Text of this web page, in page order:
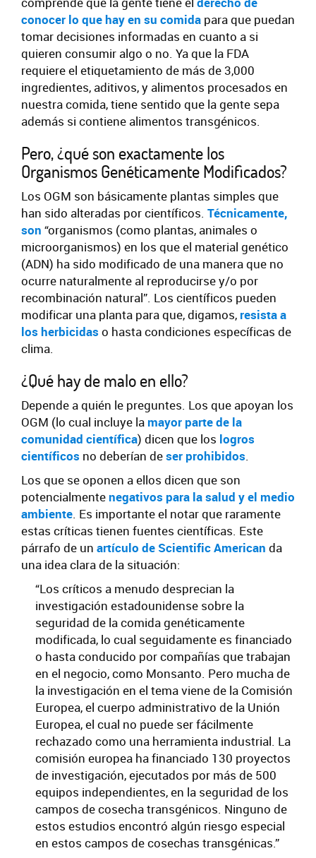
conocer lo que hay en su comida para que puedan
tomar decisiones informadas en cuanto a si
quieren consumir algo o no. Ya que la FDA
requiere el etiquetamiento de más de 3,000
ingredientes, aditivos, y alimentos procesados en
nuestra comida, tiene sentido que la gente sepa
además si contiene alimentos transgénicos.
Pero, ¿qué son exactamente los
Organismos Genéticamente Modificados?
Los OGM son básicamente plantas simples que
han sido alteradas por científicos. Técnicamente,
son “organismos (como plantas, animales o
microorganismos) en los que el material genético
(ADN) ha sido modificado de una manera que no
ocurre naturalmente al reproducirse y/o por
recombinación natural”. Los científicos pueden
modificar una planta para que, digamos, resista a
los herbicidas o hasta condiciones específicas de
clima.
¿Qué hay de malo en ello?
Depende a quién le preguntes. Los que apoyan los
OGM (lo cual incluye la mayor parte de la
comunidad científica) dicen que los logros
científicos no deberían deser prohibidos.
Los que se oponen a ellos dicen que son
potencialmentenegativos para la salud y el medio
ambiente. Es importante el notar que raramente
estas críticas tienen fuentes científicas. Este
párrafo de un artículo de Scientific American da
una idea clara de la situación:
“Los críticos a menudo desprecian la
investigación estadounidense sobre la
seguridad de la comida genéticamente
modificada, lo cual seguidamente es financiado
o hasta conducido por compañías que trabajan
en el negocio, como Monsanto. Pero mucha de
la investigación en el tema viene de la Comisión
Europea, el cuerpo administrativo de la Unión
Europea, el cual no puede ser fácilmente
rechazado como una herramienta industrial. La
comisión europea ha financiado 130 proyectos
de investigación, ejecutados por más de 500
equipos independientes, en la seguridad de los
campos de cosecha transgénicos. Ninguno de
estos estudios encontró algún riesgo especial
en estos campos de cosechas transgénicas.”